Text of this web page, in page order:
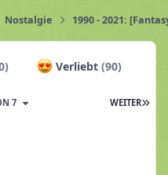
Nostalgie 1990 - 2021:
Verliebt(90)
WEITER
7